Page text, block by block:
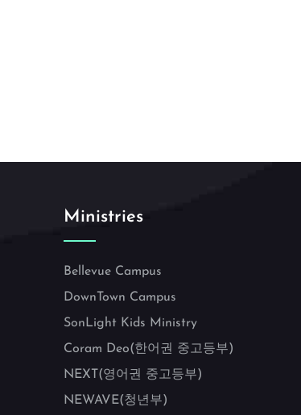
Ministries
Bellevue Campus
DownTown Campus
SonLight Kids Ministry
Coram Deo(한어권 중고등부)
NEXT(영어권 중고등부)
NEWAVE(청년부)